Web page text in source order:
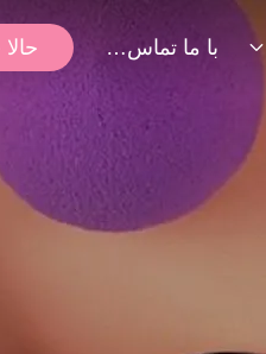
با ما تماس بگیرید